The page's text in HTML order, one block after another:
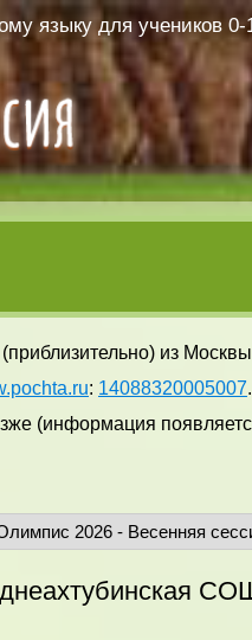
языку для учеников 0-
из
: 14088320005007
(информация